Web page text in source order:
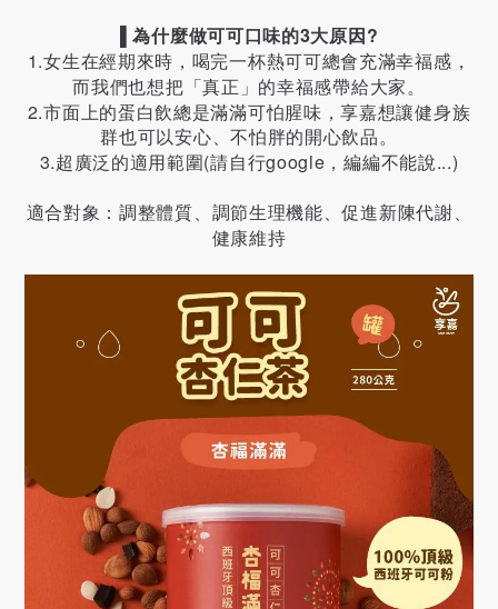
▌為什麼做可可口味的3大原因?
1.女生在經期來時，喝完一杯熱可可總會充滿幸福感，
而我們也想把「真正」的幸福感帶給大家。
2.市面上的蛋白飲總是滿滿可怕腥味，享嘉想讓健身族
群也可以安心、不怕胖的開心飲品。
3.超廣泛的適用範圍(請自行google，編編不能說...)
適合對象：調整體質、調節生理機能、促進新陳代謝、
健康維持